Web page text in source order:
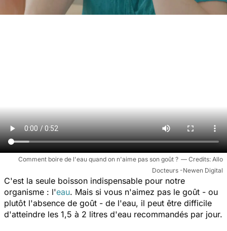
Comment boire de l'eau quand on n'aime pas son goût ?
Allo
Docteurs -Newen Digital
C'est la seule boisson indispensable pour notre
organisme : l'eau. Mais si vous n'aimez pas le goût - ou
plutôt l'absence de goût - de l'eau, il peut être difficile
d'atteindre les 1,5 à 2 litres d'eau recommandés par jour.